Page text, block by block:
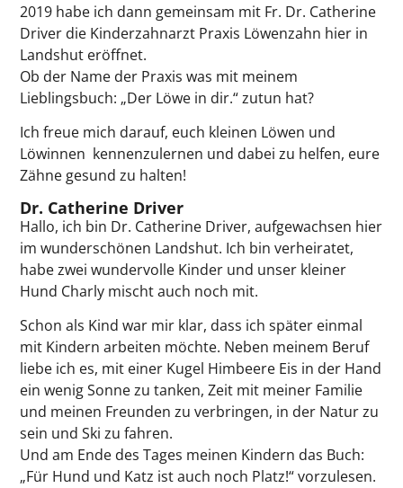
2019 habe ich dann gemeinsam mit Fr. Dr. Catherine
Driver die Kinderzahnarzt Praxis Löwenzahn hier in
Landshut eröffnet.
Ob der Name der Praxis was mit meinem
Lieblingsbuch: „Der Löwe in dir.“ zutun hat?
Ich freue mich darauf, euch kleinen Löwen und
Löwinnen kennenzulernen und dabei zu helfen, eure
Zähne gesund zu halten!
Dr. Catherine Driver
Hallo, ich bin Dr. Catherine Driver, aufgewachsen hier
im wunderschönen Landshut. Ich bin verheiratet,
habe zwei wundervolle Kinder und unser kleiner
Hund Charly mischt auch noch mit.
Schon als Kind war mir klar, dass ich später einmal
mit Kindern arbeiten möchte. Neben meinem Beruf
liebe ich es, mit einer Kugel Himbeere Eis in der Hand
ein wenig Sonne zu tanken, Zeit mit meiner Familie
und meinen Freunden zu verbringen, in der Natur zu
sein und Ski zu fahren.
Und am Ende des Tages meinen Kindern das Buch:
„Für Hund und Katz ist auch noch Platz!“ vorzulesen.